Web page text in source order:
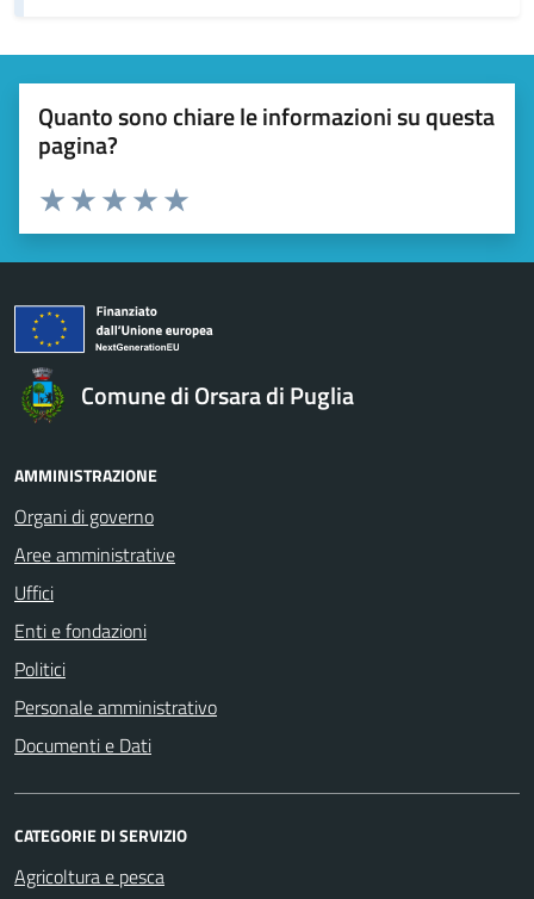
Quanto sono chiare le informazioni su questa
pagina?
Valuta da 1 a 5 stelle la pagina
Valuta 5 stelle su 5
Valuta 4 stelle su 5
Valuta 3 stelle su 5
Valuta 2 stelle su 5
Valuta 1 stelle su 5
Comune di Orsara di Puglia
AMMINISTRAZIONE
Organi di governo
Aree amministrative
Uffici
Enti e fondazioni
Politici
Personale amministrativo
Documenti e Dati
CATEGORIE DI SERVIZIO
Agricoltura e pesca